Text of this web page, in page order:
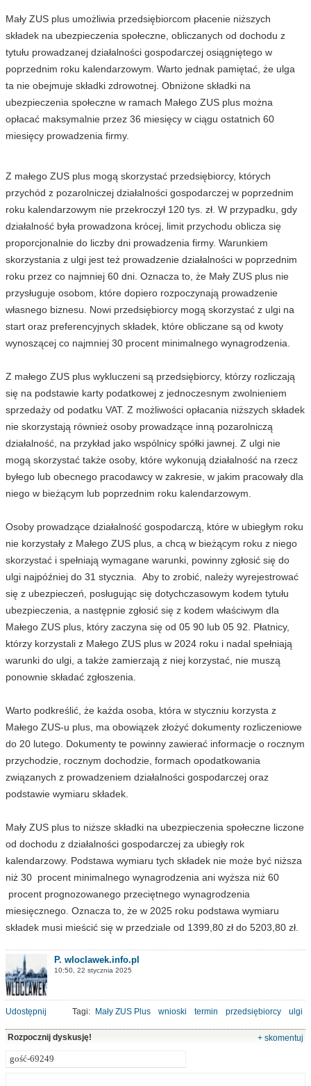
Mały ZUS plus umożliwia przedsiębiorcom płacenie niższych
składek na ubezpieczenia społeczne, obliczanych od dochodu z
tytułu prowadzanej działalności gospodarczej osiągniętego w
poprzednim roku kalendarzowym. Warto jednak pamiętać, że ulga
ta nie obejmuje składki zdrowotnej. Obniżone składki na
ubezpieczenia społeczne w ramach Małego ZUS plus można
opłacać maksymalnie przez 36 miesięcy w ciągu ostatnich 60
miesięcy prowadzenia firmy.
Z małego ZUS plus mogą skorzystać przedsiębiorcy, których
przychód z pozarolniczej działalności gospodarczej w poprzednim
roku kalendarzowym nie przekroczył 120 tys. zł. W przypadku, gdy
działalność była prowadzona krócej, limit przychodu oblicza się
proporcjonalnie do liczby dni prowadzenia firmy. Warunkiem
skorzystania z ulgi jest też prowadzenie działalności w poprzednim
roku przez co najmniej 60 dni. Oznacza to, że Mały ZUS plus nie
przysługuje osobom, które dopiero rozpoczynają prowadzenie
własnego biznesu. Nowi przedsiębiorcy mogą skorzystać z ulgi na
start oraz preferencyjnych składek, które obliczane są od kwoty
wynoszącej co najmniej 30 procent minimalnego wynagrodzenia.
Z małego ZUS plus wykluczeni są przedsiębiorcy, którzy rozliczają
się na podstawie karty podatkowej z jednoczesnym zwolnieniem
sprzedaży od podatku VAT. Z możliwości opłacania niższych składek
nie skorzystają również osoby prowadzące inną pozarolniczą
działalność, na przykład jako wspólnicy spółki jawnej. Z ulgi nie
mogą skorzystać także osoby, które wykonują działalność na rzecz
byłego lub obecnego pracodawcy w zakresie, w jakim pracowały dla
niego w bieżącym lub poprzednim roku kalendarzowym.
Osoby prowadzące działalność gospodarczą, które w ubiegłym roku
nie korzystały z Małego ZUS plus, a chcą w bieżącym roku z niego
skorzystać i spełniają wymagane warunki, powinny zgłosić się do
ulgi najpóźniej do 31 stycznia. Aby to zrobić, należy wyrejestrować
się z ubezpieczeń, posługując się dotychczasowym kodem tytułu
ubezpieczenia, a następnie zgłosić się z kodem właściwym dla
Małego ZUS plus, który zaczyna się od 05 90 lub 05 92. Płatnicy,
którzy korzystali z Małego ZUS plus w 2024 roku i nadal spełniają
warunki do ulgi, a także zamierzają z niej korzystać, nie muszą
ponownie składać zgłoszenia.
Warto podkreślić, że każda osoba, która w styczniu korzysta z
Małego ZUS-u plus, ma obowiązek złożyć dokumenty rozliczeniowe
do 20 lutego. Dokumenty te powinny zawierać informacje o rocznym
przychodzie, rocznym dochodzie, formach opodatkowania
związanych z prowadzeniem działalności gospodarczej oraz
podstawie wymiaru składek.
Mały ZUS plus to niższe składki na ubezpieczenia społeczne liczone
od dochodu z działalności gospodarczej za ubiegły rok
kalendarzowy. Podstawa wymiaru tych składek nie może być niższa
niż 30 procent minimalnego wynagrodzenia ani wyższa niż 60
procent prognozowanego przeciętnego wynagrodzenia
miesięcznego. Oznacza to, że w 2025 roku podstawa wymiaru
składek musi mieścić się w przedziale od 1399,80 zł do 5203,80 zł.
P. wloclawek.info.pl
10:50, 22 stycznia 2025
Udostępnij Tagi: Mały ZUS Plus wnioski termin przedsiębiorcy ulgi
Rozpocznij dyskusję! + skomentuj